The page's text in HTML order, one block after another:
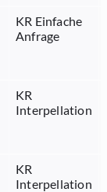
KR Einfache
Anfrage
KR
Interpellation
KR
Interpellation